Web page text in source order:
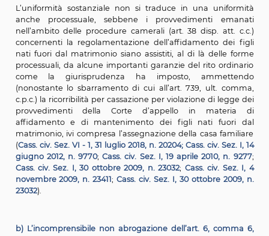
casa familiare, ancorché essa sia in comproprietà tra i
ovvero di proprietà dell’altro genitore o di terzi.
A voler essere precisi, l’uniformità delle regole in
affidamento e di assegnazione della casa familiare
di fatto al 2006. Infatti l’art. 337-sexies
sostanzialmente con il medesimo contenuto il
155-quaterdel codice civile[1] ( a sua volta
dell’originario art. 155 c.c.)nel testo che era stato
dallalegge 8 febbraio 2006, n. 54 (Disposizioni in
separazione dei genitori e affidamento condiviso
Proprio l’art. 4 di questa riforma[2] aveva unificato la
disciplina per tutte le situazioni di disgregazione del
genitoriale sia nella famiglia matrimoniale
nullità, divorzio) sia nella famiglia non matrimoniale
familiare previste per i figli “legittimi”).